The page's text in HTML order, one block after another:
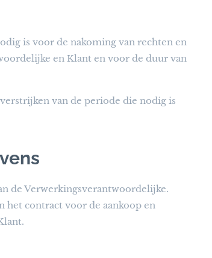
is voor de nakoming van rechten en
en Klant en voor de duur van
van de periode die nodig is
de Verwerkingsverantwoordelijke.
het contract voor de aankoop en